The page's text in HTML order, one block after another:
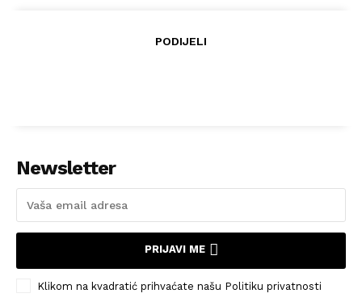
PODIJELI
Newsletter
PRIJAVI ME
Klikom na kvadratić prihvaćate našu Politiku privatnosti